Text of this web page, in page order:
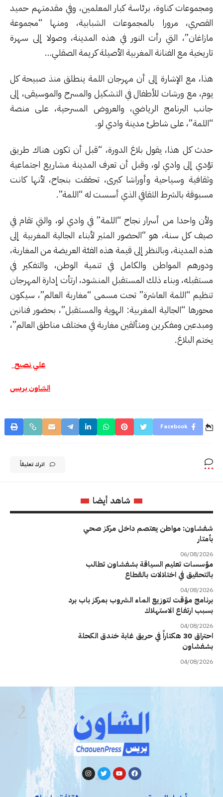
ومجموعات كناوة، برئاسة كبار المعلمين، وفي مقدمتهم حميد
القصري، مرورا بالمجموعات الشبابية، ومنها “مجموعة
مازاغان”، التي رأت النور في هذه المدينة، وصولا إلى سهرة
تاريخية مع الفنانة المغربية الأصيلة كريمة الصقلي…
هذا، مع الإشارة إلى أن مهرجان اللمة ينطلق منذ صبيحة كل
يوم، مع ورشات للأطفال في التشكيل والمسرح والموسيقى، إلى
جانب البرنامج الرياضي، والعروض المسرحية، على منصة
“اللمة”، على شاطئ مدينة وادي لو.
حدث كل هذا، يقول بلاغ الدورة، “قبل أن تكون هناك طريق
تؤدي إلى وادي لو، وقبل أن تعرف المدينة مشاريع اجتماعية
وثقافية وسياحية وأوراشا كبرى، تحققت بنجاح، لأنها كانت
مسبوقة بالشرط الثقافي الذي أسست له “اللمة”.
ولأن واحدا من أسرار نجاح “اللمة” في وادي لو، والتي تقام في
صيف كل سنة، هو “الحضور المثير لأبناء الجالية المغربية إلى
هذه المدينة، وبالنظر إلى قيمة هذه الفئة العريضة من المغاربة،
ودورهم المواطن والكامل في تنمية الوطن، والتفكير في
مستقبله، وبناء ذلك المستقبل المنشود، ارتأت إدارة المهرجان
تنظيم “اللمة العاشرة” تحت مسمى “مغاربة العالم”، سيكون
محورها “الجالية المغربية: الهوية والمستقبل”، بحضور فنانين
ومبدعين ومفكرين ومتألقين مغاربة في مختلف مناطق العالم”،
يختم البلاغ.
علي نصيح
الشاون بريس
Facebook
اترك تعليقاً
شاهد أيضا
شفشاون: مواطن يعتصم داخل مركز صحي
بأمتار
06/08/2026
مؤسسات تعليم السياقة بشفشاون تطالب
بالتحقيق في اختلالات بالقطاع
04/08/2026
برنامج مؤقت لتوزيع الماء الشروب بمركز باب برد
بسبب ارتفاع الاستهلاك
04/08/2026
احتراق 30 هكتاراً في حريق غابة خندق الكحلة
بشفشاون
04/08/2026